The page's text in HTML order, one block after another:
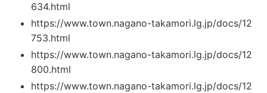
634.html
https://www.town.nagano-takamori.lg.jp/docs/12
753.html
https://www.town.nagano-takamori.lg.jp/docs/12
800.html
https://www.town.nagano-takamori.lg.jp/docs/12